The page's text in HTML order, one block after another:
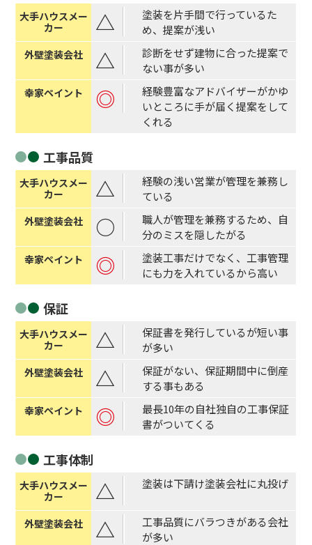
△
塗装を片手間で行っているた
め、提案が浅い
△
診断をせず建物に合った提案で
ない事が多い
◎
経験豊富なアドバイザーがかゆ
いところに手が届く提案をして
くれる
工事品質
△
経験の浅い営業が管理を兼務し
ている
○
職人が管理を兼務するため、自
分のミスを隠したがる
◎
塗装工事だけでなく、工事管理
にも力を入れているから高い
保証
△
保証書を発行しているが短い事
が多い
△
保証がない、保証期間中に倒産
する事もある
◎
最長10年の自社独自の工事保証
書がついてくる
工事体制
△ 塗装は下請け塗装会社に丸投げ
△
工事品質にバラつきがある会社
が多い